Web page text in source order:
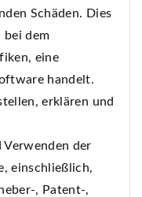
Schäden. Dies
bei dem
eine
handelt.
erklären und
der
einschließlich,
, Patent-,